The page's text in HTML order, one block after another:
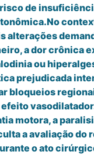
de
alterações
a dor crônica
ou
prejudicada
bloqueios
motora, a
a avaliação do
o ato